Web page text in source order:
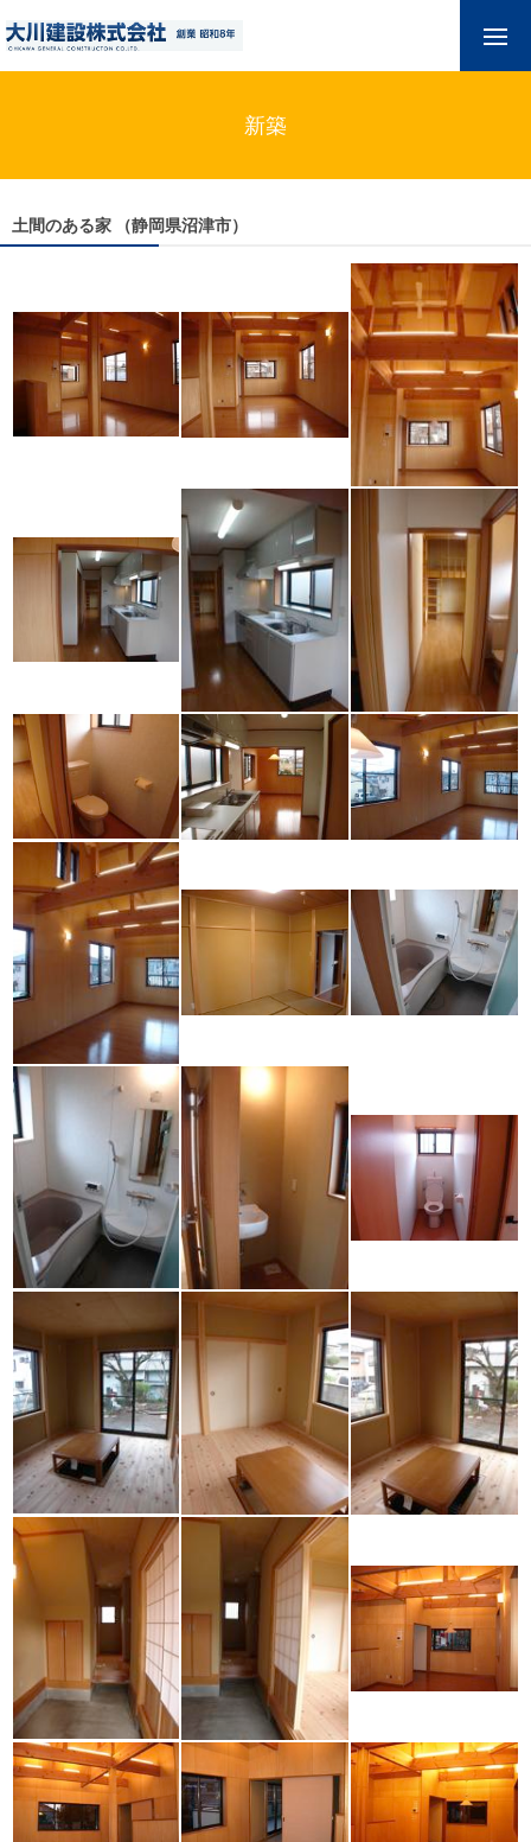
新築
土間のある家 （静岡県沼津市）